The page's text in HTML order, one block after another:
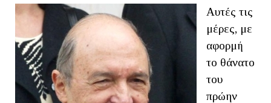
Αυτές τις
μέρες, με
αφορμή
το θάνατο
του
πρώην